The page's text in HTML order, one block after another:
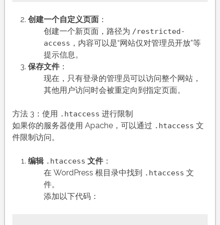
创建一个自定义页面：
创建一个新页面，路径为 /restricted-
access ，内容可以是“网站仅对管理员开放”等
提示信息。
保存文件：
现在，只有登录的管理员可以访问整个网站，
其他用户访问时会被重定向到指定页面。
方法 3：使用 .htaccess 进行限制
如果你的服务器使用 Apache，可以通过 .htaccess 文
件限制访问。
编辑 .htaccess 文件：
在 WordPress 根目录中找到 .htaccess 文
件。
添加以下代码：